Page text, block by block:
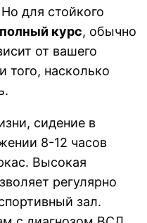
для стойкого
полный курс, обычно
от вашего
того, насколько
сидение в
8-12 часов
Высокая
регулярно
зал.